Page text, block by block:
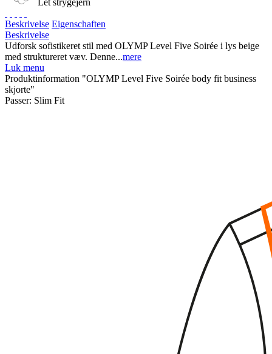
Beskrivelse Eigenschaften
Beskrivelse
Udforsk sofistikeret stil med OLYMP Level Five Soirée i lys beige
med struktureret væv. Denne...mere
Luk menu
Produktinformation "OLYMP Level Five Soirée body fit business
skjorte"
Passer: Slim Fit